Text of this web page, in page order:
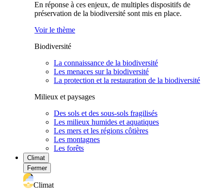
En réponse à ces enjeux, de multiples dispositifs de
préservation de la biodiversité sont mis en place.
Voir le thème
Biodiversité
La connaissance de la biodiversité
Les menaces sur la biodiversité
La protection et la restauration de la biodiversité
Milieux et paysages
Des sols et des sous-sols fragilisés
Les milieux humides et aquatiques
Les mers et les régions côtières
Les montagnes
Les forêts
Climat
Fermer
Climat